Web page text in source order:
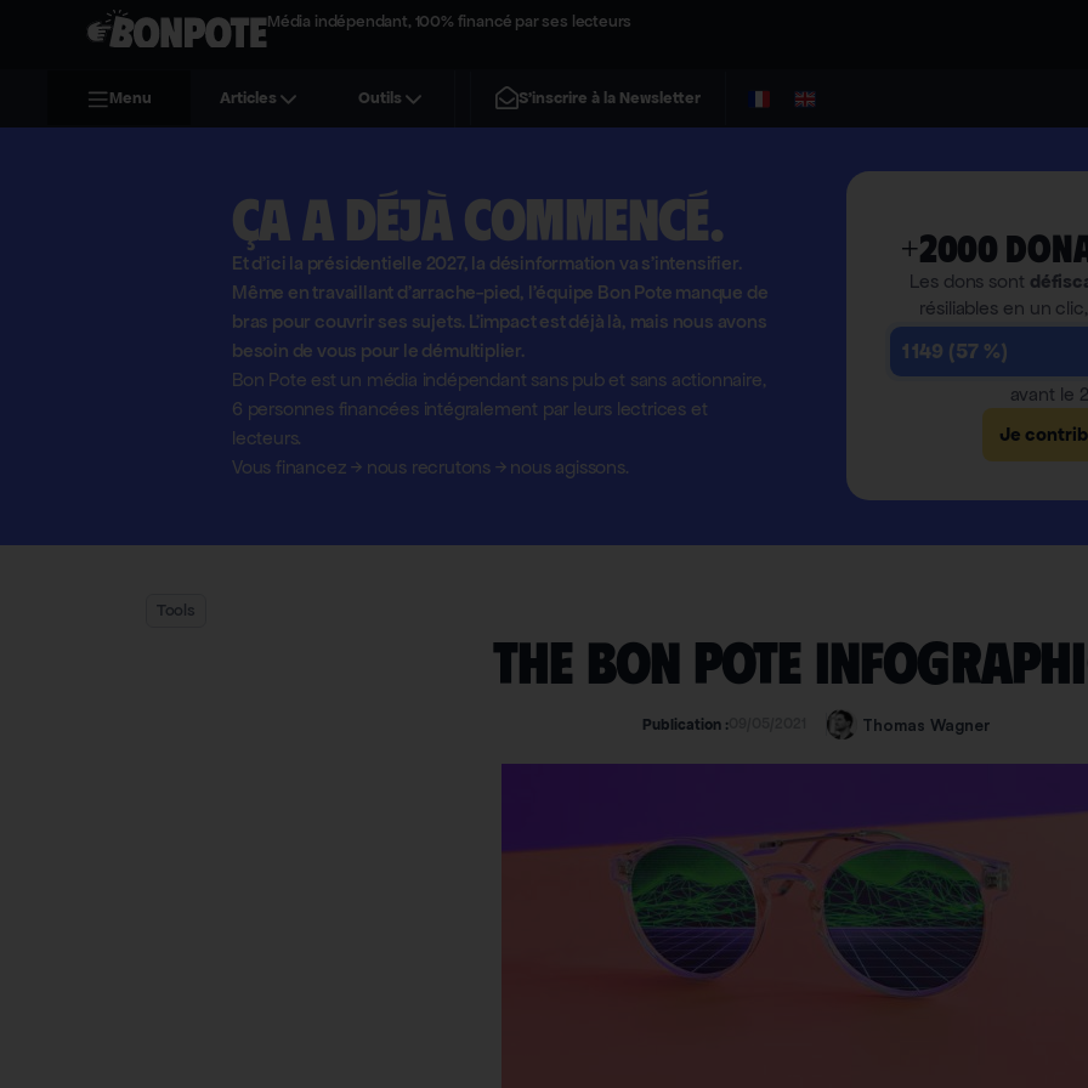
Média indépendant, 100% financé par ses lecteurs
Menu Articles Outils S'inscrire à la Newsletter
Ça a déjà commencé.
Et d'ici la présidentielle 2027, la désinformation va s'intensifier.
Même en travaillant d'arrache-pied, l'équipe Bon Pote manque de
bras pour couvrir ses sujets. L'impact est déjà là, mais nous avons
besoin de vous pour le démultiplier.
Bon Pote est un média indépendant sans pub et sans actionnaire,
6 personnes financées intégralement par leurs lectrices et
lecteurs.
Vous financez→nous recrutons →nous agissons.
+2000
Les dons sont
résiliables en un
1 149 (57 %)
avant le
Je
Tools
The Bon Pote
Publication :09/05/2021 Thomas Wagner